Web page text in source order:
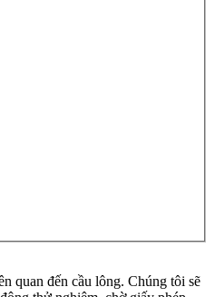
quan đến cầu lông. Chúng tôi sẽ